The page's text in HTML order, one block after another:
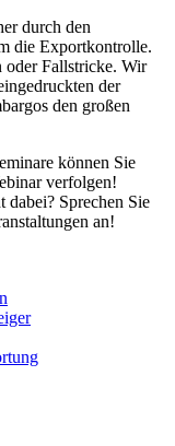
durch den
die Exportkontrolle.
Fallstricke. Wir
der
den großen
können Sie
verfolgen!
dabei? Sprechen Sie
an!